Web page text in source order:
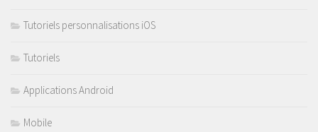
Tutoriels personnalisations iOS
Tutoriels
Applications Android
Mobile